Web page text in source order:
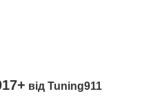
від Tuning911